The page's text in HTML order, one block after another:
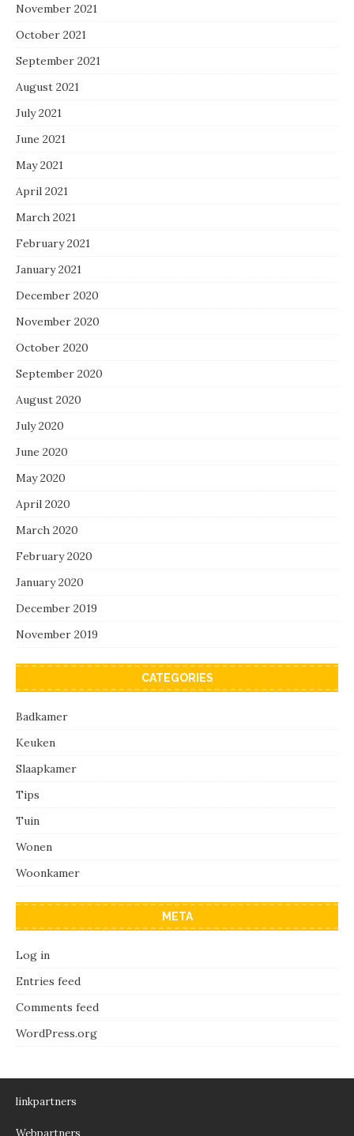
November 2021
October 2021
September 2021
August 2021
July 2021
June 2021
May 2021
April 2021
March 2021
February 2021
January 2021
December 2020
November 2020
October 2020
September 2020
August 2020
July 2020
June 2020
May 2020
April 2020
March 2020
February 2020
January 2020
December 2019
November 2019
CATEGORIES
Badkamer
Keuken
Slaapkamer
Tips
Tuin
Wonen
Woonkamer
META
Log in
Entries feed
Comments feed
WordPress.org
linkpartners
Webpartners